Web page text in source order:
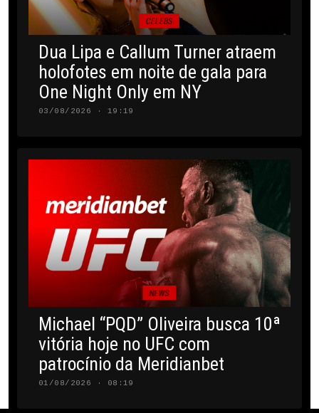
CELEBS
Dua Lipa e Callum Turner atraem
holofotes em noite de gala para
One Night Only em NY
03/08/2026 · 19:19
NEWS
Michael “PQD” Oliveira busca 10ª
vitória hoje no UFC com
patrocínio da Meridianbet
01/08/2026 · 08:19